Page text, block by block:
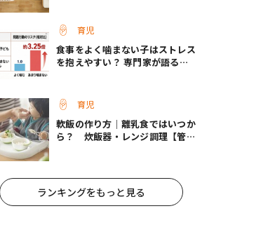
育児
食事をよく噛まない子はストレス
を抱えやすい？ 専門家が語る、
育児
軟飯の作り方｜離乳食ではいつか
ら？ 炊飯器・レンジ調理【管理
ランキングをもっと見る